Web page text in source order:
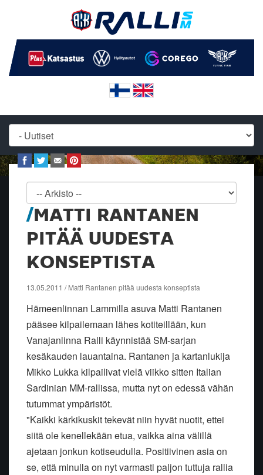
MATTI RANTANEN
PITÄÄ UUDESTA
KONSEPTISTA
13.05.2011 / Matti Rantanen pitää uudesta konseptista
Hämeenlinnan Lammilla asuva Matti Rantanen
pääsee kilpailemaan lähes kotiteillään, kun
Vanajanlinna Ralli käynnistää SM-sarjan
kesäkauden lauantaina. Rantanen ja kartanlukija
Mikko Lukka kilpailivat vielä viikko sitten Italian
Sardinian MM-rallissa, mutta nyt on edessä vähän
tutummat ympäristöt.
"Kaikki kärkikuskit tekevät niin hyvät nuotit, ettei
siitä ole kenellekään etua, vaikka aina välillä
ajetaan jonkun kotiseudulla. Positiivinen asia on
se, että minulla on nyt varmasti paljon tuttuja rallia